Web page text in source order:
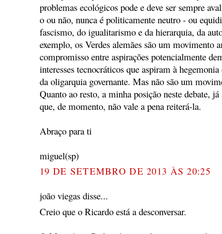
problemas ecológicos pode e deve ser sempre
o ou não, nunca é politicamente neutro - ou
fascismo, do igualitarismo e da hierarquia, da
exemplo, os Verdes alemães são um movimento
compromisso entre aspirações potencialmente
interesses tecnocráticos que aspiram à
da oligarquia governante. Mas não são um
Quanto ao resto, a minha posição neste debate,
que, de momento, não vale a pena reiterá-la.
Abraço para ti
miguel(sp)
19 DE SETEMBRO DE 2013 ÀS 20:25
joão viegas disse...
Creio que o Ricardo está a desconversar.